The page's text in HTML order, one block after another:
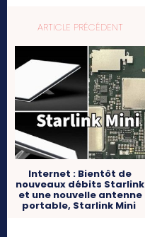
ARTICLE PRÉCÉDENT
Internet : Bientôt de
nouveaux débits Starlink
et une nouvelle antenne
portable, Starlink Mini